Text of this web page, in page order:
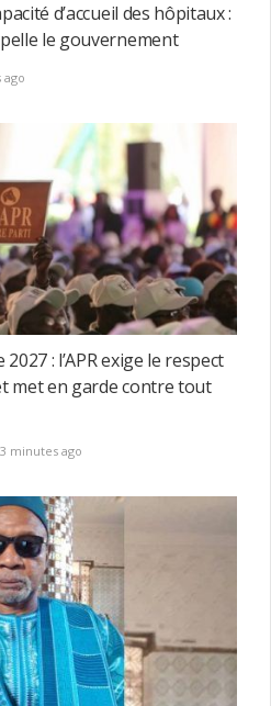
d’accueil des hôpitaux :
le gouvernement
: l’APR exige le respect
met en garde contre tout
minutes ago